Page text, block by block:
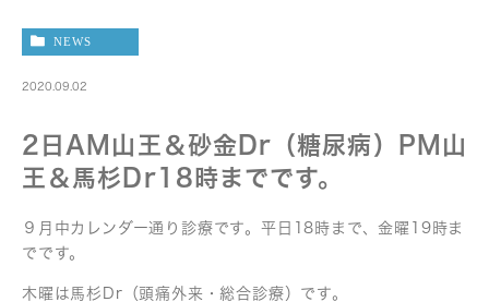
NEWS
2020.09.02
2日AM山王＆砂金Dr（糖尿病）PM山
王＆馬杉Dr18時までです。
９月中カレンダー通り診療です。平日18時まで、金曜19時ま
でです。
木曜は馬杉Dr（頭痛外来・総合診療）です。